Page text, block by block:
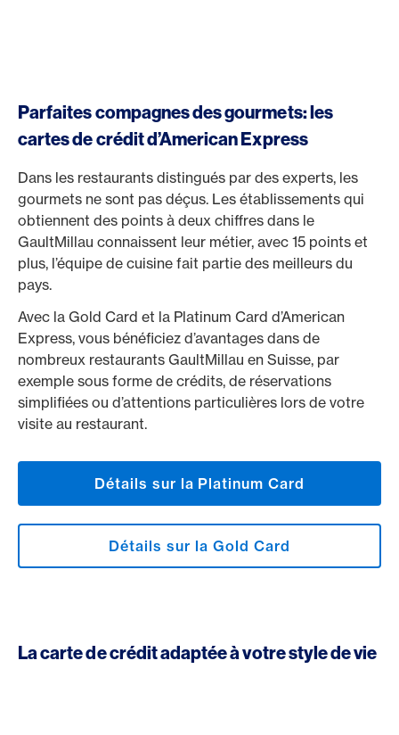
Parfaites compagnes des gourmets: les
cartes de crédit d’American Express
Dans les restaurants distingués par des experts, les
gourmets ne sont pas déçus. Les établissements qui
obtiennent des points à deux chiffres dans le
GaultMillau connaissent leur métier, avec 15 points et
plus, l’équipe de cuisine fait partie des meilleurs du
pays.
Avec la Gold Card et la Platinum Card d’American
Express, vous bénéficiez d’avantages dans de
nombreux restaurants GaultMillau en Suisse, par
exemple sous forme de crédits, de réservations
simplifiées ou d’attentions particulières lors de votre
visite au restaurant.
Détails sur la Platinum Card
Détails sur la Gold Card
La carte de crédit adaptée à votre style de vie